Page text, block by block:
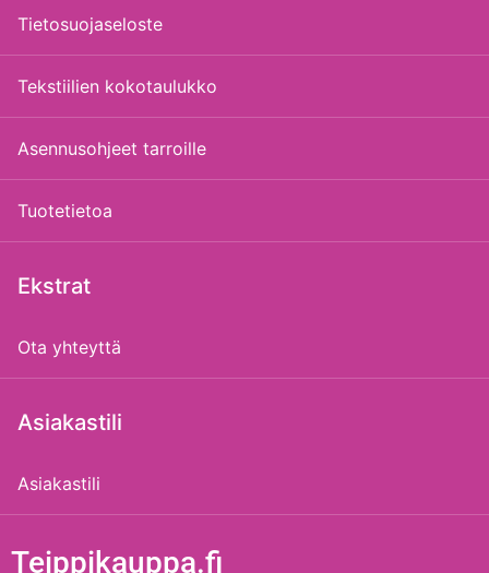
Tietosuojaseloste
Tekstiilien kokotaulukko
Asennusohjeet tarroille
Tuotetietoa
Ekstrat
Ota yhteyttä
Asiakastili
Asiakastili
Teippikauppa.fi